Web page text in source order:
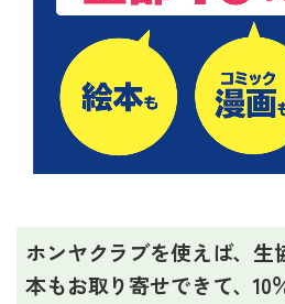
ホンヤクラブを使えば、生
本もお取り寄せできて、10